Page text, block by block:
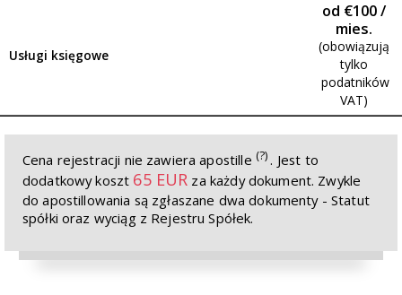
Usługi księgowe
od €100 /
mies.
(obowiązują
tylko
podatników
VAT)
Cena rejestracji nie zawiera apostille (?) . Jest to
dodatkowy koszt 65 EUR za każdy dokument. Zwykle
do apostillowania są zgłaszane dwa dokumenty - Statut
spółki oraz wyciąg z Rejestru Spółek.